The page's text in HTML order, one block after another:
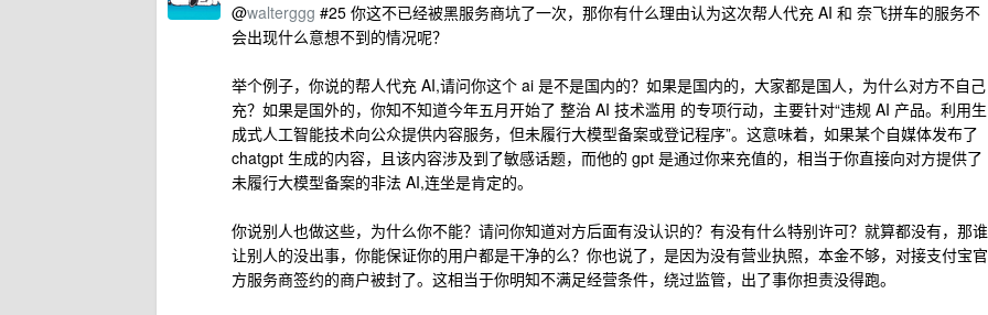
@walterggg #25 你这不已经被黑服务商坑了一次，那你有什么理由认为这次帮人代充 AI 和 奈飞拼车的服务不
会出现什么意想不到的情况呢？
举个例子，你说的帮人代充 AI,请问你这个 ai 是不是国内的？如果是国内的，大家都是国人，为什么对方不自己
充？如果是国外的，你知不知道今年五月开始了 整治 AI 技术滥用 的专项行动，主要针对“违规 AI 产品。利用生
成式人工智能技术向公众提供内容服务，但未履行大模型备案或登记程序”。这意味着，如果某个自媒体发布了
chatgpt 生成的内容，且该内容涉及到了敏感话题，而他的 gpt 是通过你来充值的，相当于你直接向对方提供了
未履行大模型备案的非法 AI,连坐是肯定的。
你说别人也做这些，为什么你不能？请问你知道对方后面有没认识的？有没有什么特别许可？就算都没有，那谁
让别人的没出事，你能保证你的用户都是干净的么？你也说了，是因为没有营业执照，本金不够，对接支付宝官
方服务商签约的商户被封了。这相当于你明知不满足经营条件，绕过监管，出了事你担责没得跑。